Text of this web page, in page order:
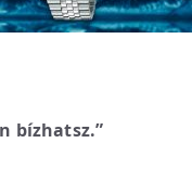
bízhatsz.”